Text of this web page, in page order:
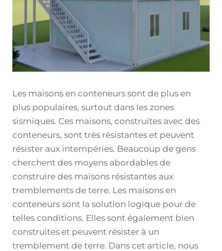
Les maisons en conteneurs sont de plus en
plus populaires, surtout dans les zones
sismiques. Ces maisons, construites avec des
conteneurs, sont très résistantes et peuvent
résister aux intempéries. Beaucoup de gens
cherchent des moyens abordables de
construire des maisons résistantes aux
tremblements de terre. Les maisons en
conteneurs sont la solution logique pour de
telles conditions. Elles sont également bien
construites et peuvent résister à un
tremblement de terre. Dans cet article, nous